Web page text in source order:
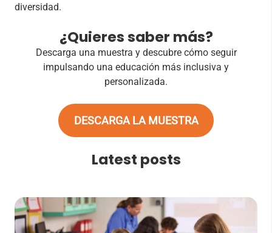
diversidad.
¿Quieres saber más?
Descarga una muestra y descubre cómo seguir
impulsando una educación más inclusiva y
personalizada.
DESCARGA LA MUESTRA
Latest posts